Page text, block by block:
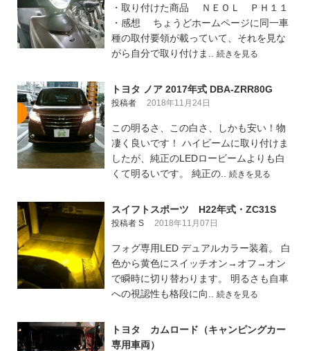
・取り付けた商品 ＮＥＯＬ ＰＨ１１
・感想 ちょうどホームページに同一車
種の取付要領が載っていて、それを見な
がら自分で取り付けま.. 続きを見る
トヨタ ノア 2017年式 DBA-ZRR80G
投稿者 2018年11月24日
この明るさ、この白さ、しかも安い！物
凄く良いです！ ハイビームに取り付けま
したが、純正のLEDロービームよりも白
くて明るいです。 純正の.. 続きを見る
スイフトスポーツ H22年式・ZC31S
投稿者 S 2018年11月07日
フォグ専用LED デュアルカラー装着。 白
色から黄色にスイッチオン→オフ→オン
で瞬時に切り替わります。 明るさも自車
への視認性も格段に向.. 続きを見る
トヨタ カムロード（キャンピングカー
専用車両）